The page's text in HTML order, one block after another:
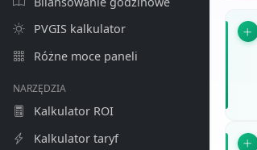
PVGIS kalkulator
Różne moce paneli
NARZĘDZIA
Kalkulator ROI
Kalkulator taryf